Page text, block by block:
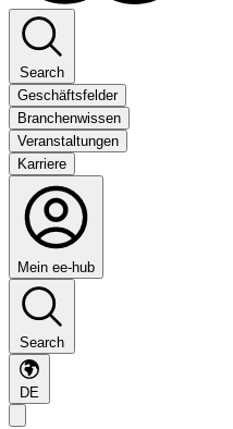
Search
Geschäftsfelder
Branchenwissen
Veranstaltungen
Karriere
Mein ee-hub
Search
DE